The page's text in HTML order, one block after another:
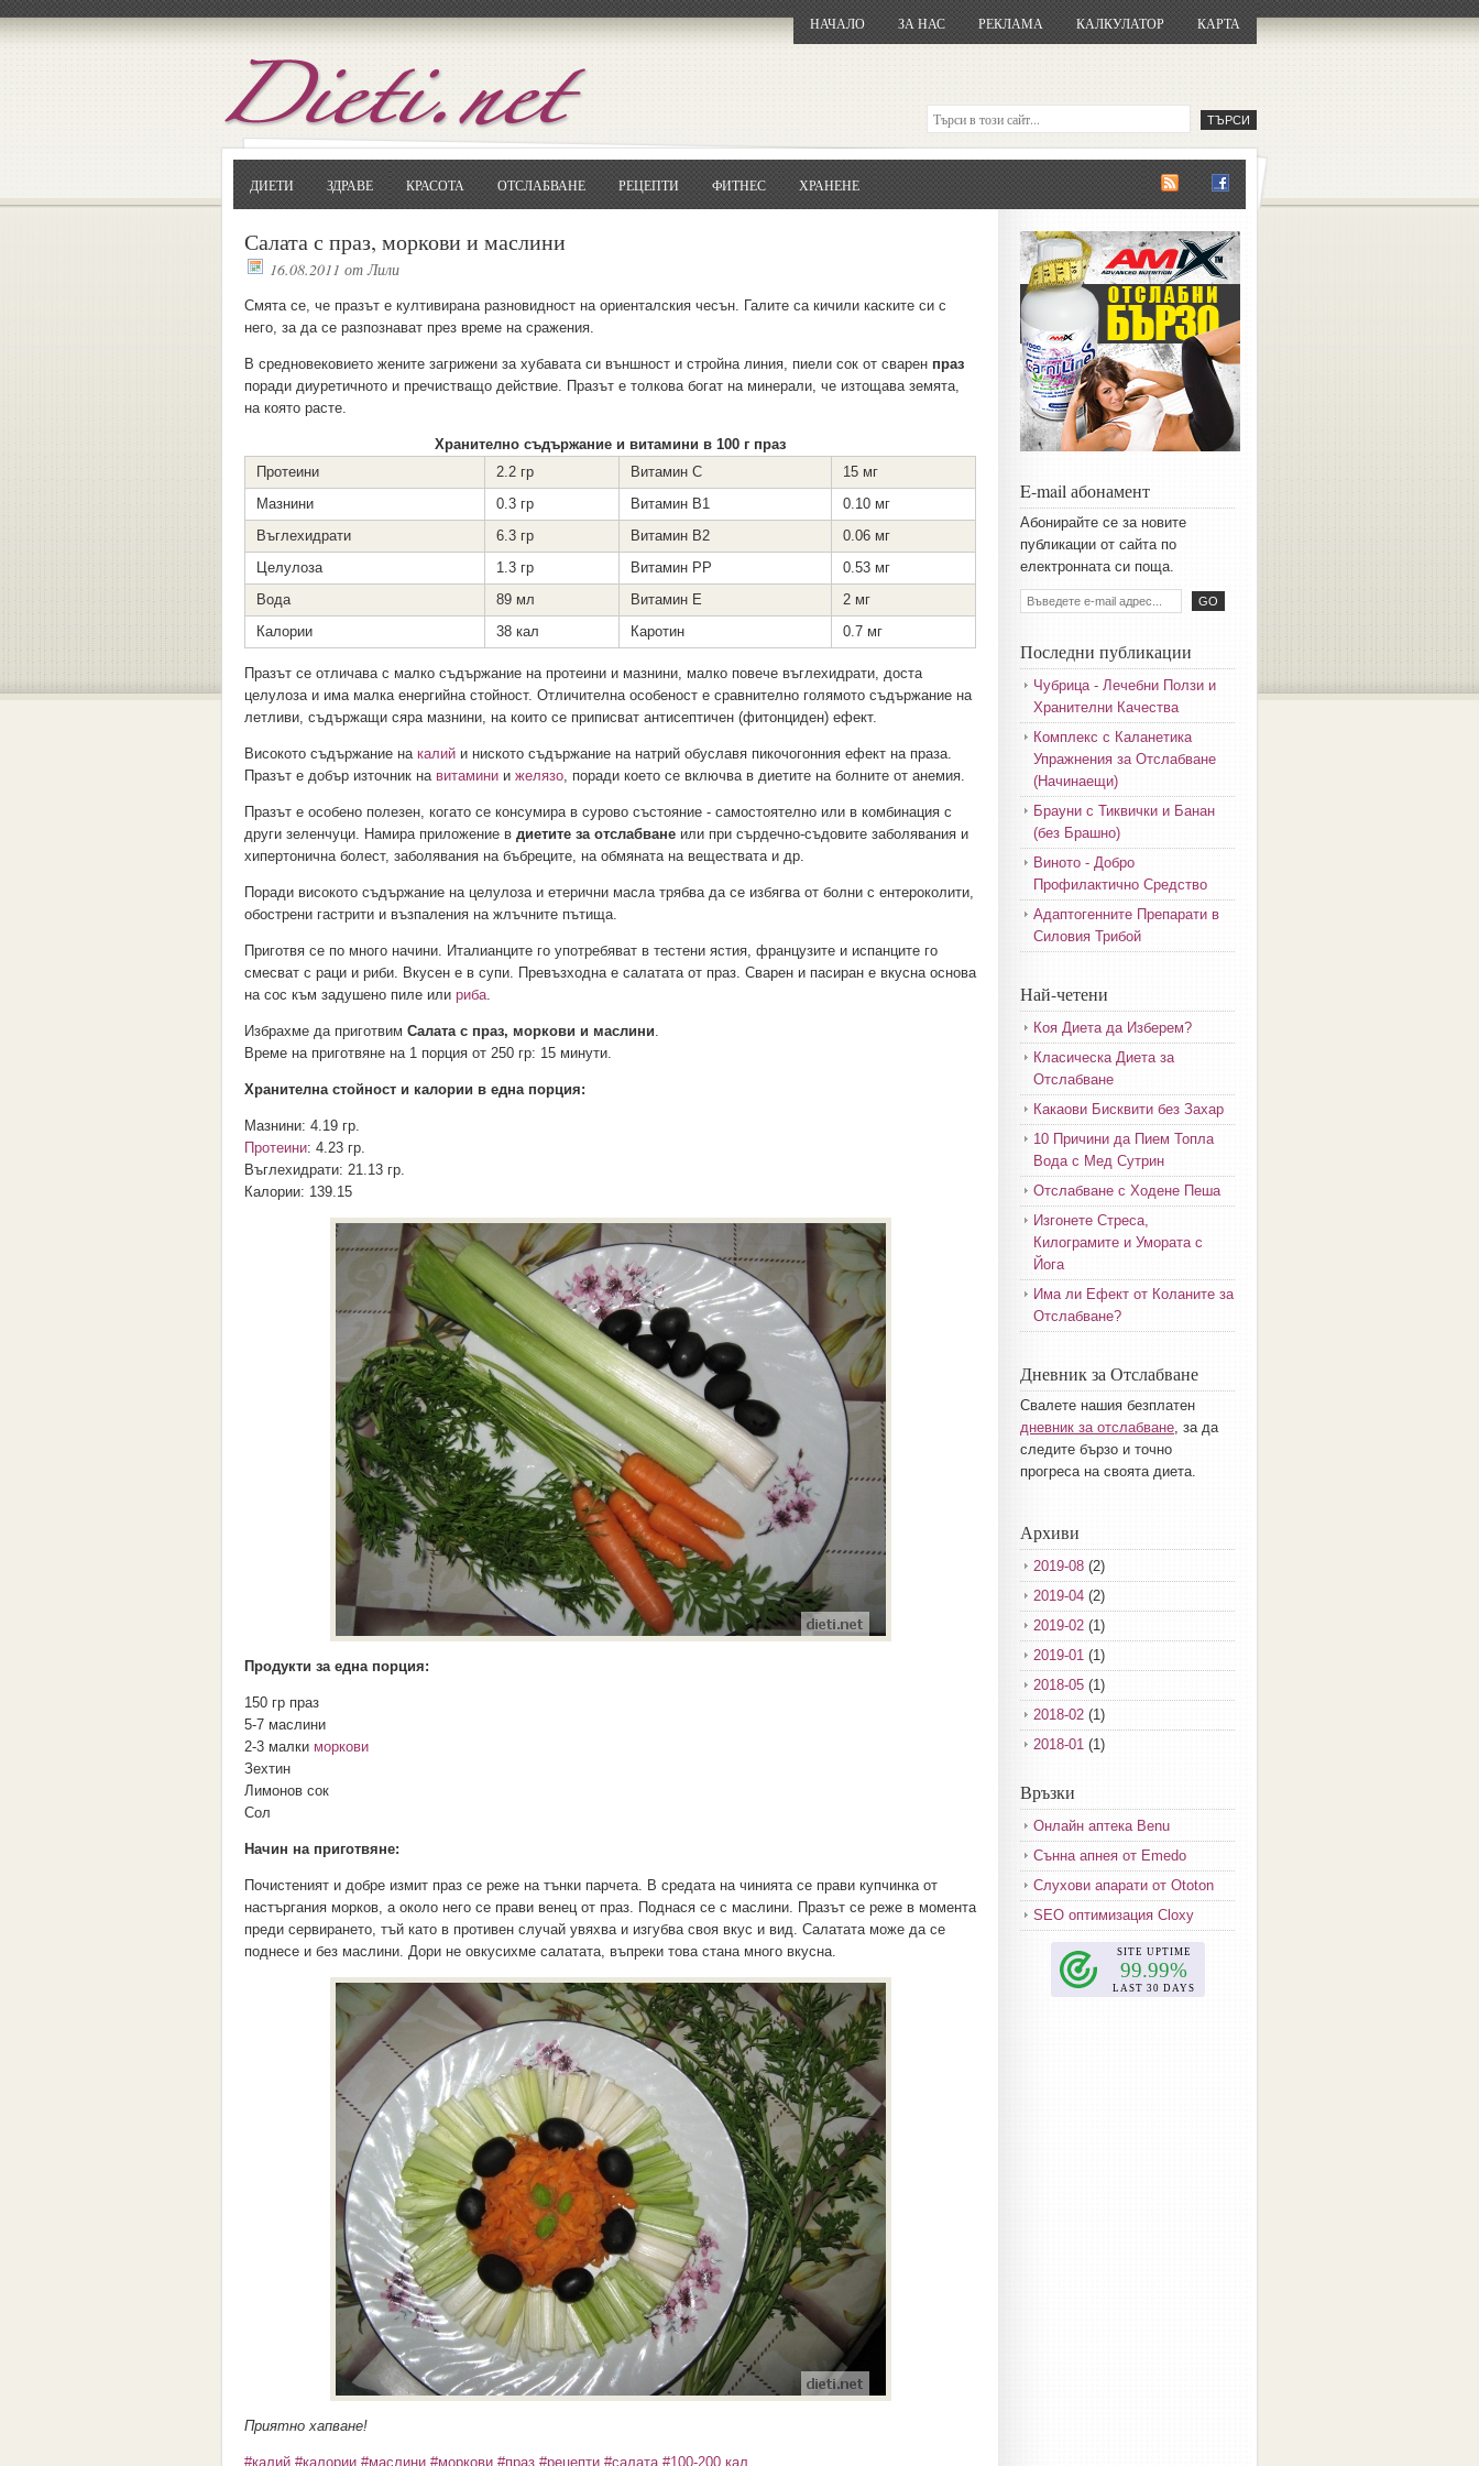
НАЧАЛО ЗА НАС РЕКЛАМА КАЛКУЛАТОР КАРТА
ДИЕТИ ЗДРАВЕ КРАСОТА ОТСЛАБВАНЕ РЕЦЕПТИ ФИТНЕС ХРАНЕНЕ
Салата с праз, моркови и маслини
16.08.2011 отЛили
Смята се, че празът е култивирана разновидност на ориенталския чесън. Галите са кичили каските си с
него, за да се разпознават през време на сражения.
В средновековието жените загрижени за хубавата си външност и стройна линия, пиели сок от сварен праз
поради диуретичното и пречистващо действие. Празът е толкова богат на минерали, че изтощава земята,
на която расте.
Хранително съдържание и витамини в 100 г праз
Протеини
2.2 гр Витамин С
15 мг
Мазнини
0.3 гр Витамин В1
0.10 мг
Въглехидрати
6.3 гр Витамин В2
0.06 мг
Целулоза
1.3 гр Витамин РР
0.53 мг
Вода
89 мл Витамин Е
2 мг
Калории
38 кал Каротин 0.7 мг
Празът се отличава с малко съдържание на протеини и мазнини, малко повече въглехидрати, доста
целулоза и има малка енергийна стойност. Отличителна особеност е сравнително голямото съдържание на
летливи, съдържащи сяра мазнини, на които се приписват антисептичен (фитонциден) ефект.
Високото съдържание на калий и ниското съдържание на натрий обуславя пикочогонния ефект на праза.
Празът е добър източник на витамини и желязо, поради което се включва в диетите на болните от анемия.
Празът е особено полезен, когато се консумира в сурово състояние - самостоятелно или в комбинация с
други зеленчуци. Намира приложение в диетите за отслабване или при сърдечно-съдовите заболявания и
хипертонична болест, заболявания на бъбреците, на обмяната на веществата и др.
Поради високото съдържание на целулоза и етерични масла трябва да се избягва от болни с ентероколити,
обострени гастрити и възпаления на жлъчните пътища.
Приготвя се по много начини. Италианците го употребяват в тестени ястия, французите и испанците го
смесват с раци и риби. Вкусен е в супи. Превъзходна е салатата от праз. Сварен и пасиран е вкусна основа
на сос към задушено пиле или риба.
Избрахме да приготвим Салата с праз, моркови и маслини.
Време на приготвяне на 1 порция от 250 гр: 15 минути.
Хранителна стойност и калории в една порция:
Мазнини: 4.19 гр.
Протеини: 4.23 гр.
Въглехидрати: 21.13 гр.
Калории: 139.15
Продукти за една порция:
150 гр праз
5-7 маслини
2-3 малки моркови
Зехтин
Лимонов сок
Сол
Начин на приготвяне:
Почистеният и добре измит праз се реже на тънки парчета. В средата на чинията се прави купчинка от
настъргания морков, а около него се прави венец от праз. Поднася се с маслини. Празът се реже в момента
преди сервирането, тъй като в противен случай увяхва и изгубва своя вкус и вид. Салатата може да се
поднесе и без маслини. Дори не овкусихме салатата, въпреки това стана много вкусна.
Приятно хапване!
#калий #калории #маслини #моркови #праз #рецепти #салата #100-200 кал
E-mail абонамент
Aбoниpaйтe ce зa нoвитe
пyбликaции oт caйтa пo
eлeктpoннaтa cи пoщa.
Последни публикации
Чубрица - Лечебни Ползи и
Хранителни Качества
Комплекс с Каланетика
Упражнения за Отслабване
(Начинаещи)
Брауни с Тиквички и Банан
(без Брашно)
Виното - Добро
Профилактично Средство
Адаптогенните Препарати в
Силовия Трибой
Най-четени
Коя Диета да Изберем?
Класическа Диета за
Отслабване
Какаови Бисквити без Захар
10 Причини да Пием Топла
Вода с Мед Сутрин
Отслабване с Ходене Пеша
Изгонете Стреса,
Килограмите и Умората с
Йога
Има ли Ефект от Коланите за
Отслабване?
Дневник за Отслабване
Свалете нашия безплатен
дневник за отслабване, за да
следите бързо и точно
прогреса на своята диета.
ОтворетеGoogle.bg
Кликнете на първия резултат
... и я въведете в полето:
Архиви
2019-08 (2)
2019-04 (2)
2019-02 (1)
2019-01 (1)
2018-05 (1)
2018-02 (1)
2018-01 (1)
2017-11
2017-10 (3)
2017-08(3)
2017-07(1)
2017-06(2)
2017-05(4)
2017-04(4)
Връзки
Онлайн аптека Benu
Сънна апнея от Emedo
Слухови апарати от Ototon
SEO оптимизация Cloxy